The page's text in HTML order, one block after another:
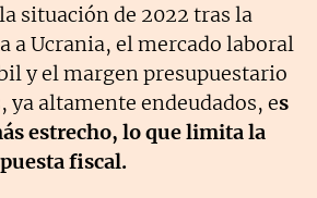
situación de 2022 tras la
a Ucrania, elmercado laboral
y el margen presupuestario
ya altamente endeudados, es
estrecho, lo que limita la
fiscal.